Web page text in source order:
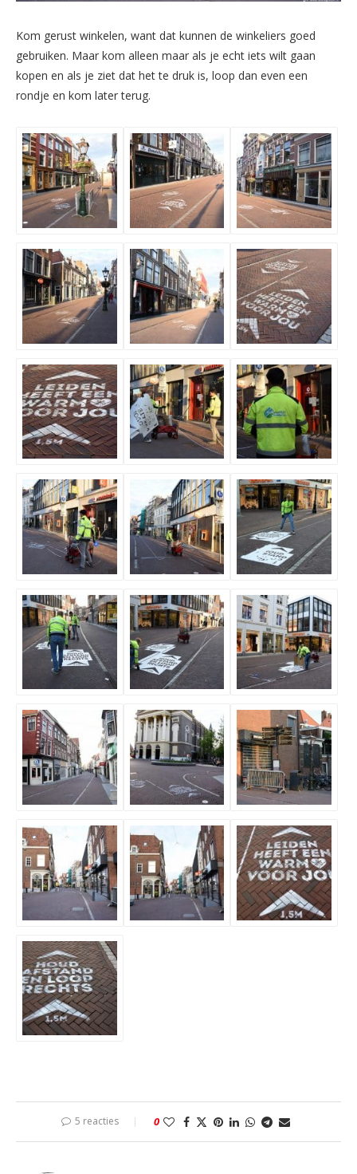
Kom gerust winkelen, want dat kunnen de winkeliers goed
gebruiken. Maar kom alleen maar als je echt iets wilt gaan
kopen en als je ziet dat het te druk is, loop dan even een
rondje en kom later terug.
5 reacties 0